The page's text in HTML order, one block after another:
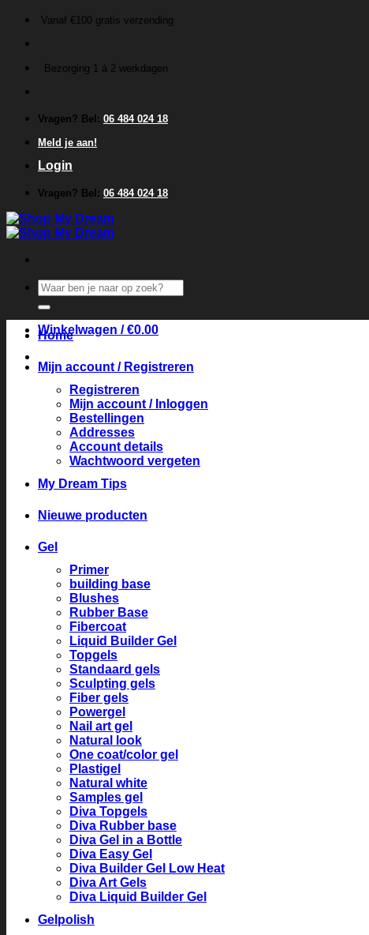
inhoud
Vanaf €100 gratis verzending
Bezorging 1 á 2 werkdagen
Vragen? Bel: 06 484 024 18
Meld je aan!
Login
Vragen? Bel: 06 484 024 18
Zoeken
naar:
Winkelwagen /€0.00
Home
Mijn account / Registreren
Registreren
Mijn account / Inloggen
Bestellingen
Addresses
Account details
Wachtwoord vergeten
My Dream Tips
Nieuwe producten
Gel
Primer
building base
Blushes
Rubber Base
Fibercoat
Liquid Builder Gel
Topgels
Standaard gels
Sculpting gels
Fiber gels
Powergel
Nail art gel
Natural look
One coat/color gel
Plastigel
Natural white
Samples gel
Diva Topgels
Diva Rubber base
Diva Gel in a Bottle
Diva Easy Gel
Diva Builder Gel Low Heat
Diva Art Gels
Diva Liquid Builder Gel
Gelpolish